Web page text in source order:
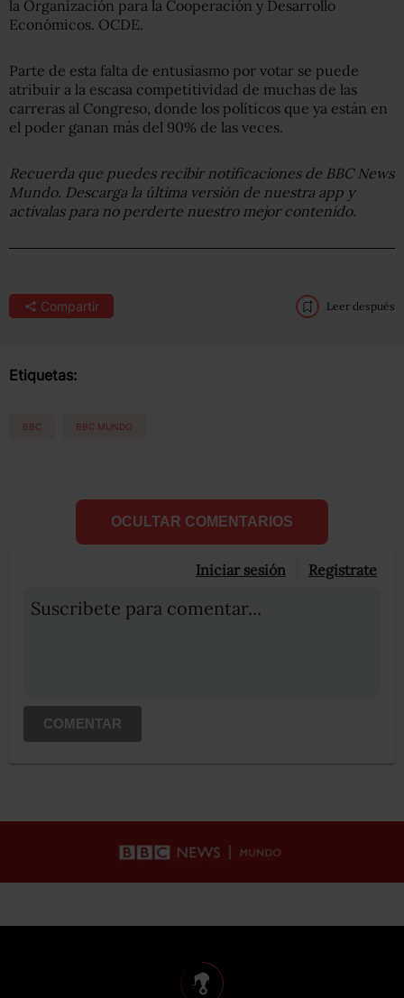
la Organización para la Cooperación y Desarrollo
Económicos. OCDE.
Parte de esta falta de entusiasmo por votar se puede
atribuir a la escasa competitividad de muchas de las
carreras al Congreso, donde los políticos que ya están en
el poder ganan más del 90% de las veces.
Recuerda que puedes recibir notificaciones de BBC News
Mundo. Descarga la última versión de nuestra app y
actívalas para no perderte nuestro mejor contenido.
Compartir Leer después
Etiquetas:
BBC BBC MUNDO
OCULTAR COMENTARIOS
Iniciar sesión Registrate
Suscribete para comentar...
COMENTAR